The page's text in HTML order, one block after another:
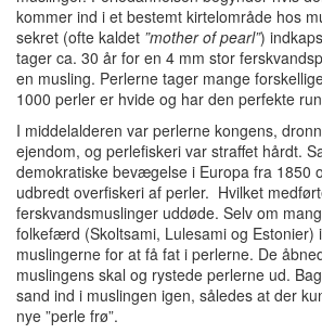
kommer ind i et bestemt kirtelområde hos
sekret (ofte kaldet ”mother of pearl”)
tager ca. 30 år for en 4 mm stor
en musling. Perlerne tager mange
1000 perler er hvide og har den perfekte
I middelalderen var perlerne kongens,
ejendom, og perlefiskeri var straffet hårdt.
demokratiske bevægelse i Europa fra 1850
udbredt overfiskeri af perler. Hvilket
ferskvandsmuslinger uddøde. Selv om
folkefærd (Skoltsami, Lulesami og
muslingerne for at få fat i perlerne. De
muslingens skal og rystede perlerne ud.
sand ind i muslingen igen, således at der
nye ”perle frø”.